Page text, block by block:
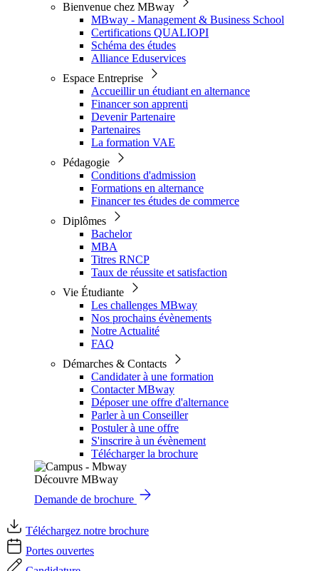
Bienvenue chez MBway
MBway - Management & Business School
Certifications QUALIOPI
Schéma des études
Alliance Eduservices
Espace Entreprise
Accueillir un étudiant en alternance
Financer son apprenti
Devenir Partenaire
Partenaires
La formation VAE
Pédagogie
Conditions d'admission
Formations en alternance
Financer tes études de commerce
Diplômes
Bachelor
MBA
Titres RNCP
Taux de réussite et satisfaction
Vie Étudiante
Les challenges MBway
Nos prochains évènements
Notre Actualité
FAQ
Démarches & Contacts
Candidater à une formation
Contacter MBway
Déposer une offre d'alternance
Parler à un Conseiller
Postuler à une offre
S'inscrire à un évènement
Télécharger la brochure
Découvre MBway
Demande de brochure
Téléchargez notre brochure
Portes ouvertes